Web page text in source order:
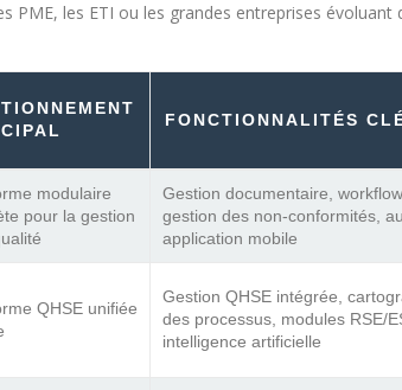
PME, les ETI ou les grandes entreprises
FONCTIONNALITÉS
modulaire
pour la gestion
Gestion documentaire,
gestion des non-conformités,
application mobile
QHSE unifiée
Gestion QHSE intégrée,
des processus, modules RSE/
intelligence artificielle